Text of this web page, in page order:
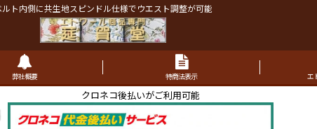
ルト内側に共生地スピンドル仕様でウエスト調整が可能
弊社概要 特商法表示 エ
クロネコ後払いがご利用可能